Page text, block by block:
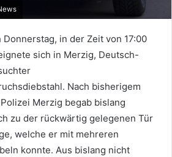
in der Zeit von 17:00
sich in Merzig, Deutsch-
Nach bisherigem
Merzig begab bislang
zu der rückwärtig gelegenen Tür
welche er mit mehreren
konnte. Aus bislang nicht